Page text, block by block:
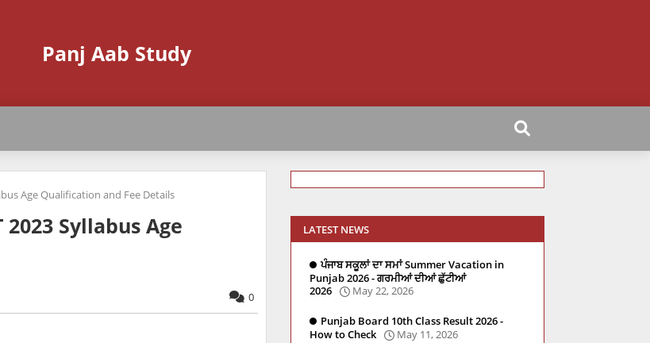
Panj Aab Study
Age Qualification and Fee Details
2023 Syllabus Age
0
LATEST NEWS
ਪੰਜਾਬ ਸਕੂਲਾਂ ਦਾ ਸਮਾਂ Summer Vacation in
Punjab 2026 - ਗਰਮੀਆਂ ਦੀਆਂ ਛੁੱਟੀਆਂ
2026
May 22, 2026
Punjab Board 10th Class Result 2026 -
How to Check
May 11, 2026